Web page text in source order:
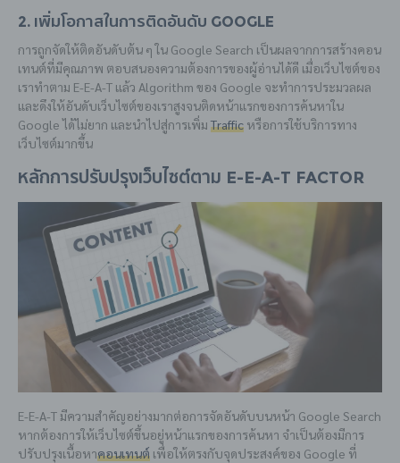
2. เพิ่มโอกาสในการติดอันดับ Google
การถูกจัดให้ติดอันดับต้น ๆ ใน Google Search เป็นผลจากการสร้างคอน
เทนต์ที่มีคุณภาพ ตอบสนองความต้องการของผู้อ่านได้ดี เมื่อเว็บไซต์ของ
เราทำตาม E-E-A-T แล้ว Algorithm ของ Google จะทำการประมวลผล
และดึงให้อันดับเว็บไซต์ของเราสูงจนติดหน้าแรกของการค้นหาใน
Google ได้ไม่ยาก และนำไปสู่การเพิ่ม Traffic หรือการใช้บริการทาง
เว็บไซต์มากขึ้น
หลักการปรับปรุงเว็บไซต์ตาม E-E-A-T Factor
E-E-A-T มีความสำคัญอย่างมากต่อการจัดอันดับบนหน้า Google Search
หากต้องการให้เว็บไซต์ขึ้นอยู่หน้าแรกของการค้นหา จำเป็นต้องมีการ
ปรับปรุงเนื้อหาคอนเทนต์ เพื่อให้ตรงกับจุดประสงค์ของ Google ที่